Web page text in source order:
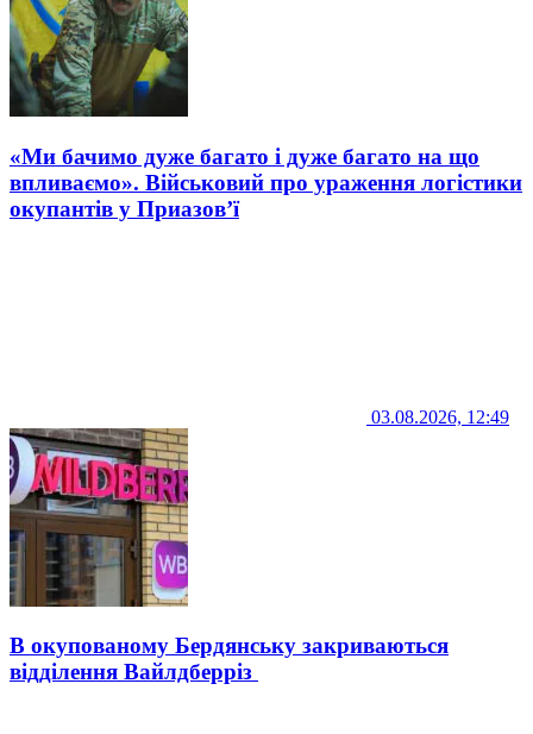
«Ми бачимо дуже багато і дуже багато на що
впливаємо». Військовий про ураження логістики
окупантів у Приазов’ї
03.08.2026, 12:49
В окупованому Бердянську закриваються
відділення Вайлдберріз